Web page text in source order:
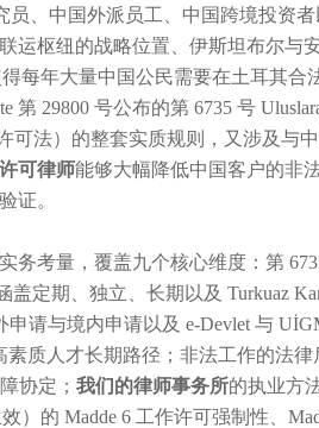
、中国外派员工、中国跨境投资者
运枢纽的战略位置、伊斯坦布尔与
每年大量中国公民需要在土耳其合
29800 号公布的第 6735 号
可法）的整套实质规则，又涉及与
可律师能够大幅降低中国客户的非
证。
务考量，覆盖九个核心维度：第
盖定期、独立、长期以及 Turkuaz
请与境内申请以及 e-Devlet 与
质人才长期路径；非法工作的法律
协定； 我们的律师事务所的执业方
）的 Madde 6 工作许可强制性、